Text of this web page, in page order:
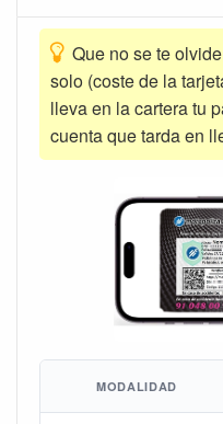
Que no se te
solo (coste de la
lleva en la cartera tu
cuenta que tarda en
MODALIDAD